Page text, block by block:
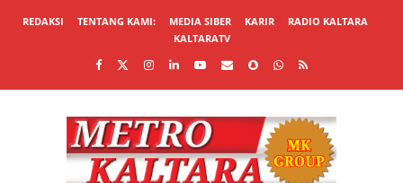
REDAKSI TENTANG KAMI: MEDIA SIBER KARIR
RADIO KALTARA
KALTARATV